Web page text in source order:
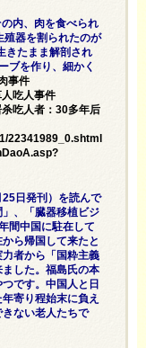
内、肉を食べられ
殖器を割られたのが
きたまま解剖され
ブを作り、細かく
事件
吃人事件
吃人者：30多年后
22341989_0.shtml
日発刊）を読んで
、「臓器移植ビジ
間中国に駐在して
ら帰国して来たと
者から「国粋主義
した。福島氏の本
です。中国人と日
寄り程始末に負え
ない老人たちで